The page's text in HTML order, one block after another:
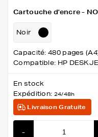
Cartouche d'encre -
Noir
Capacité: 480 pages
Compatible: HP
En stock
Expédition: 24/48h
Livraison Gratuite
-